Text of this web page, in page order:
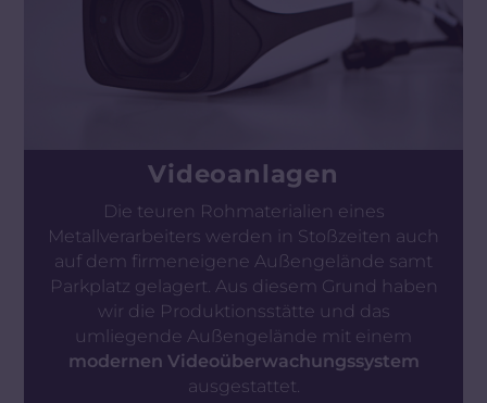
Videoanlagen
Die teuren Rohmaterialien eines
Metallverarbeiters werden in Stoßzeiten auch
auf dem firmeneigene Außengelände samt
Parkplatz gelagert. Aus diesem Grund haben
wir die Produktionsstätte und das
umliegende Außengelände mit einem
modernen Videoüberwachungssystem
ausgestattet.